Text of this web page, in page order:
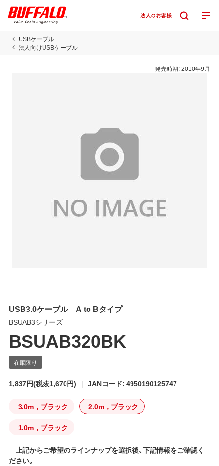
USBケーブル
法人向けUSBケーブル
発売時期:2010年9月
USB3.0ケーブル A to Bタイプ
BSUAB3シリーズ
BSUAB320BK
1,837円(税抜1,670円) JANコード: 4950190125747
3.0m，ブラック 2.0m，ブラック
1.0m，ブラック
上記からご希望のラインナップを選択後、下記情報をご確認く
ださい。